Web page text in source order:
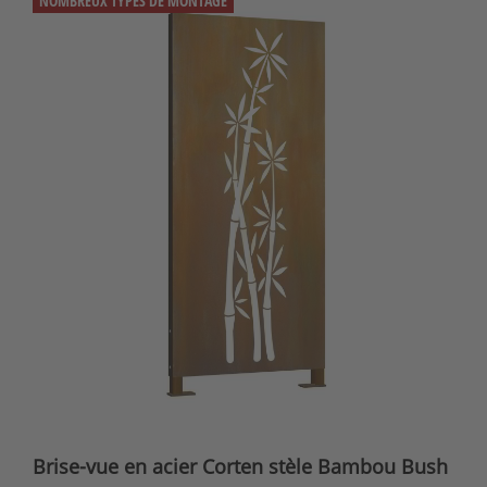
Brise-vue en acier Corten stèle Bambou Bush